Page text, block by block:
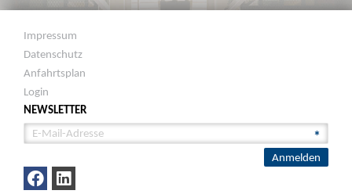
Impressum
Datenschutz
Anfahrtsplan
Login
NEWSLETTER